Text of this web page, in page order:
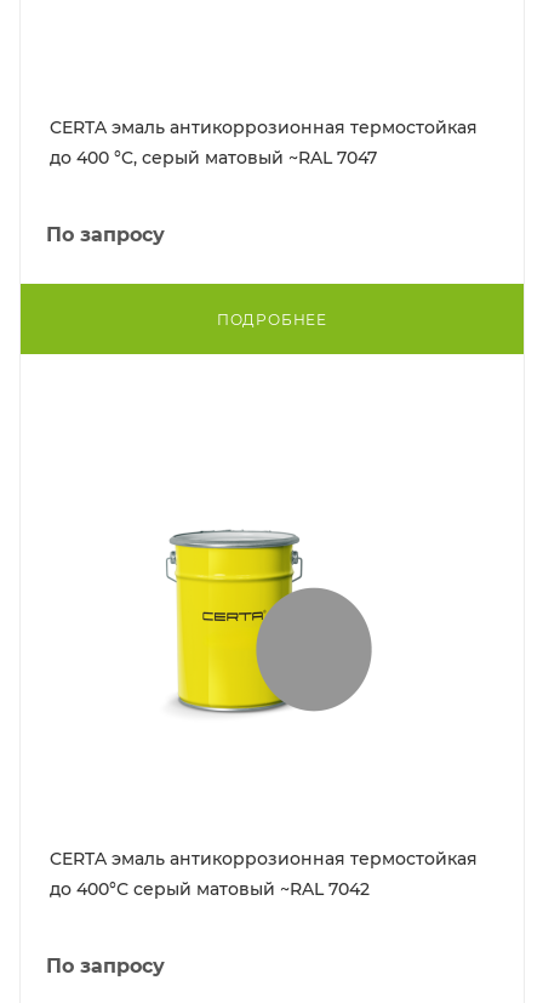
CERTA эмаль антикоррозионная термостойкая
до 400 °C, серый матовый ~RAL 7047
По запросу
ПОДРОБНЕЕ
CERTA эмаль антикоррозионная термостойкая
до 400°С серый матовый ~RAL 7042
По запросу